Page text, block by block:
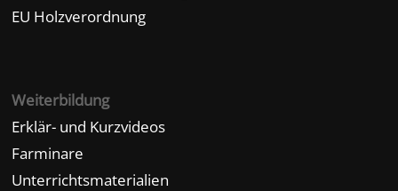
EU Holzverordnung
Weiterbildung
Erklär- und Kurzvideos
Farminare
Unterrichtsmaterialien